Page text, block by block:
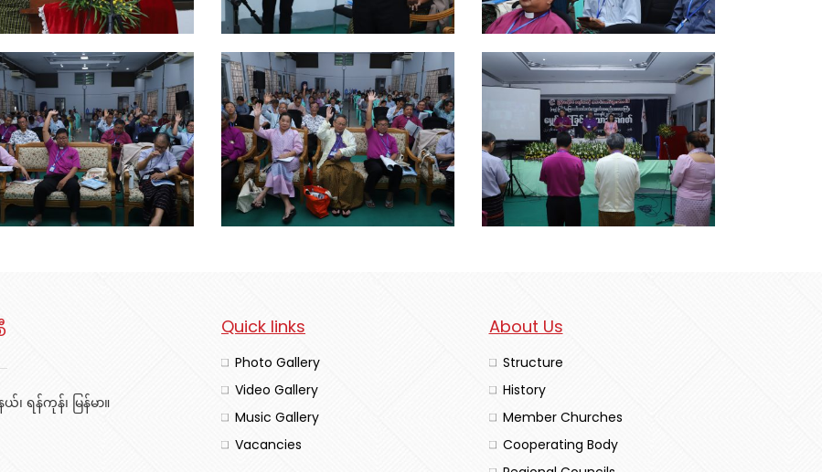
ရန်ကုန်၊ မြန်မာ။
Quick links
Photo Gallery
Video Gallery
Music Gallery
Vacancies
About Us
Structure
History
Member Churches
Cooperating Body